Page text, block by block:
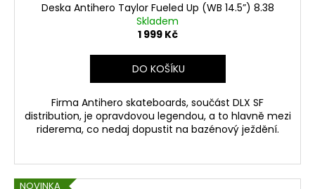
Deska Antihero Taylor Fueled Up (WB 14.5”) 8.38
Skladem
1 999 Kč
DO KOŠÍKU
Firma Antihero skateboards, součást DLX SF
distribution, je opravdovou legendou, a to hlavně mezi
riderema, co nedaj dopustit na bazénový ježdění.
NOVINKA